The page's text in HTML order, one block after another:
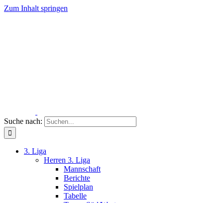
Zum Inhalt springen
Suche nach:
3. Liga
Herren 3. Liga
Mannschaft
Berichte
Spielplan
Tabelle